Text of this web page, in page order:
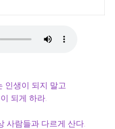
인생이 되지 말고
되게 하라.
사람들과 다르게 산다.